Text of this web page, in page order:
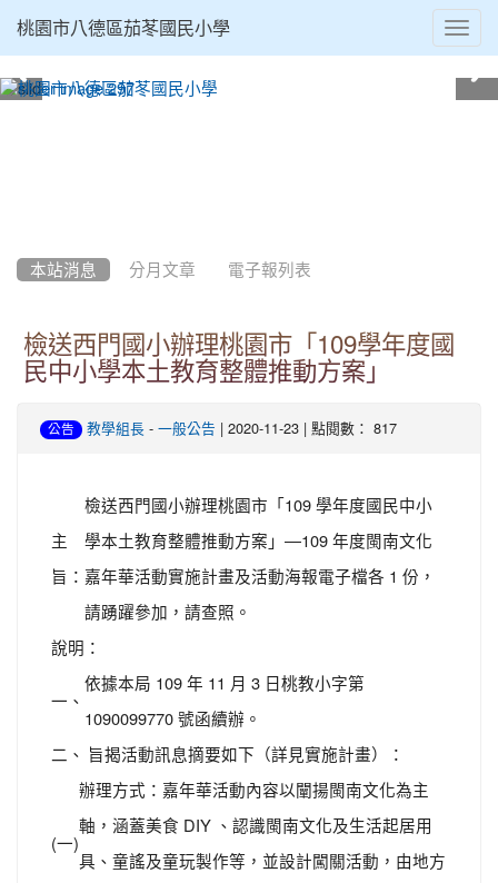
桃園市八德區茄苳國民小學
本站消息 分月文章 電子報列表
檢送西門國小辦理桃園市「109學年度國
民中小學本土教育整體推動方案」
公告 教學組長 - 一般公告 | 2020-11-23 | 點閱數： 817
主
旨：
檢送西門國小辦理桃園市「109 學年度國民中小
學本土教育整體推動方案」―109 年度閩南文化
嘉年華活動實施計畫及活動海報電子檔各 1 份，
請踴躍參加，請查照。
說明：
一、
依據本局 109 年 11 月 3 日桃教小字第
1090099770 號函續辦。
二、 旨揭活動訊息摘要如下（詳見實施計畫）：
(一)
辦理方式：嘉年華活動內容以闡揚閩南文化為主
軸，涵蓋美食 DIY 、認識閩南文化及生活起居用
具、童謠及童玩製作等，並設計闖關活動，由地方